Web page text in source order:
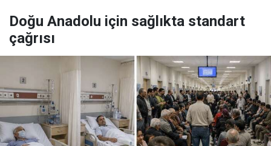
Doğu Anadolu için sağlıkta standart
çağrısı